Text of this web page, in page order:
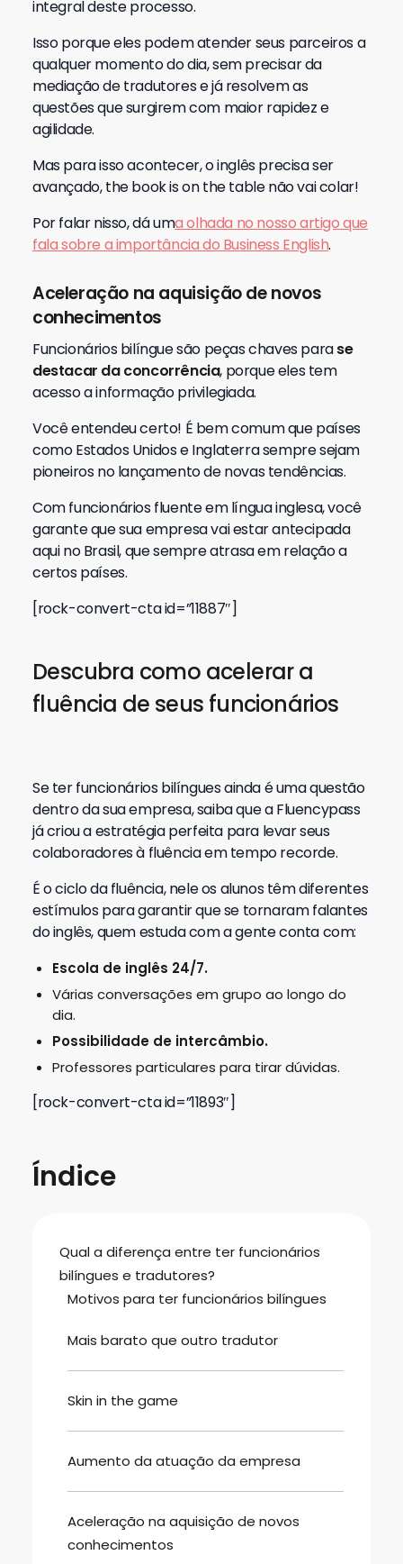
integral deste processo.
Isso porque eles podem atender seus parceiros a
qualquer momento do dia, sem precisar da
mediação de tradutores e já resolvem as
questões que surgirem com maior rapidez e
agilidade.
Mas para isso acontecer, o inglês precisa ser
avançado, the book is on the table não vai colar!
Por falar nisso, dá uma olhada no nosso artigo que
fala sobre a importância do Business English.
Aceleração na aquisição de novos
conhecimentos
Funcionários bilíngue são peças chaves parase
destacar da concorrência, porque eles tem
acesso a informação privilegiada.
Você entendeu certo! É bem comum que países
como Estados Unidos e Inglaterra sempre sejam
pioneiros no lançamento de novas tendências.
Com funcionários fluente em língua inglesa, você
garante que sua empresa vai estar antecipada
aqui no Brasil, que sempre atrasa em relação a
certos países.
[rock-convert-cta id=”11887″]
Descubra como acelerar a
fluência de seus funcionários
Se ter funcionários bilíngues ainda é uma questão
dentro da sua empresa, saiba que a Fluencypass
já criou a estratégia perfeita para levar seus
colaboradores à fluência em tempo recorde.
É o ciclo da fluência, nele os alunos têm diferentes
estímulos para garantir que se tornaram falantes
do inglês, quem estuda com a gente conta com:
Escola de inglês 24/7.
Várias conversações em grupo ao longo do
dia.
Possibilidade de intercâmbio.
Professores particulares para tirar dúvidas.
[rock-convert-cta id=”11893″]
Índice
Qual a diferença entre ter funcionários
bilíngues e tradutores?
Motivos para ter funcionários bilíngues
Mais barato que outro tradutor
Skin in the game
Aumento da atuação da empresa
Aceleração na aquisição de novos
conhecimentos